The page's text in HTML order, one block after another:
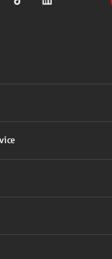
auf Youtubeauf Instagram
Sparkasse auf TikTok
Sparkasse auf